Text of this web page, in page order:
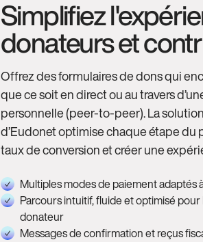
Simplifiez
donateurs et
Offrez des formulaires de dons qui
que ce soit en direct ou au travers
personnelle (peer-to-peer). La
d’Eudonet optimise chaque étape
taux de conversion et créer une
Multiples modes de paiement adaptés
Parcours intuitif, fluide et optimisé
donateur
Messages de confirmation et reçus